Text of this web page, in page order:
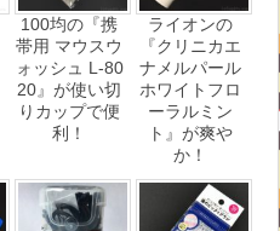
100均の『携
帯用 マウスウ
ォッシュ L-80
20』が使い切
りカップで便
利！
ライオンの
『クリニカエ
ナメルパール
ホワイトフロ
ーラルミン
ト』が爽や
か！